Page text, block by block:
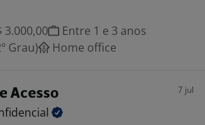
3.000,00
Entre 1 e 3 anos
Grau)
Home office
Acesso 7 jul